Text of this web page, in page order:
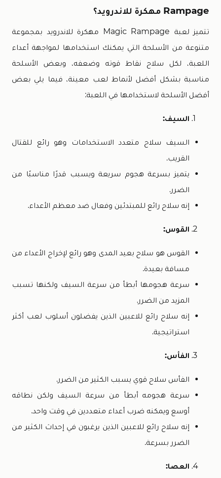
Rampage مهكرة للاندرويد؟
تتميز لعبة Magic Rampage مهكرة للاندرويد بمجموعة
متنوعة من الأسلحة التي يمكنك استخدامها لمواجهة أعداء
اللعبة، لكل سلاح نقاط قوته وضعفه، وبعض الأسلحة
مناسبة بشكل أفضل لأنماط لعب معينة، فيما يلي بعض
أفضل الأسلحة لاستخدامها في اللعبة:
السيف:
السيف سلاح متعدد الاستخدامات وهو رائع للقتال
القريب.
يتميز بسرعة هجوم سريعة ويسبب قدرًا مناسبًا من
الضرر.
إنه سلاح رائع للمبتدئين وفعال ضد معظم الأعداء.
القوس:
القوس هو سلاح بعيد المدى وهو رائع لإخراج الأعداء من
مسافة بعيدة.
سرعة هجومها أبطأ من سرعة السيف ولكنها تسبب
المزيد من الضرر.
إنه سلاح رائع للاعبين الذين يفضلون أسلوب لعب أكثر
استراتيجية.
الفأس:
الفأس سلاح قوي يسبب الكثير من الضرر.
سرعة هجومه أبطأ من سرعة السيف ولكن نطاقه
أوسع ويمكنه ضرب أعداء متعددين في وقت واحد.
إنه سلاح رائع للاعبين الذين يرغبون في إحداث الكثير من
الضرر بسرعة.
العصا: